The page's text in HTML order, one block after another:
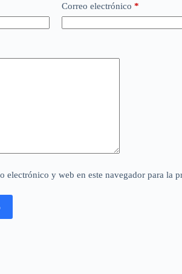
Correo electrónico *
electrónico y web en este navegador para la